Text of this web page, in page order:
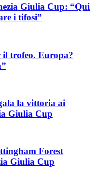
Giulia Cup: “Qui
i tifosi”
il trofeo. Europa?
la vittoria ai
Giulia Cup
Forest
Giulia Cup